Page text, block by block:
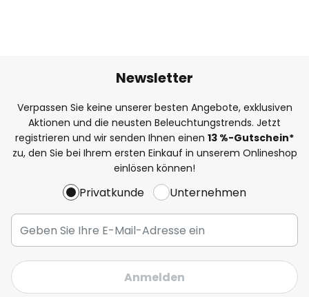
Newsletter
Verpassen Sie keine unserer besten Angebote, exklusiven
Aktionen und die neusten Beleuchtungstrends. Jetzt
registrieren und wir senden Ihnen einen 13 %-Gutschein*
zu, den Sie bei Ihrem ersten Einkauf in unserem Onlineshop
einlösen können!
Privatkunde Unternehmen
Anmelden